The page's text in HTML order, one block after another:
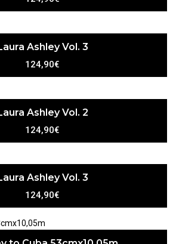
Ashley Vol. 3
124,90€
Ashley Vol. 2
124,90€
Ashley Vol. 3
124,90€